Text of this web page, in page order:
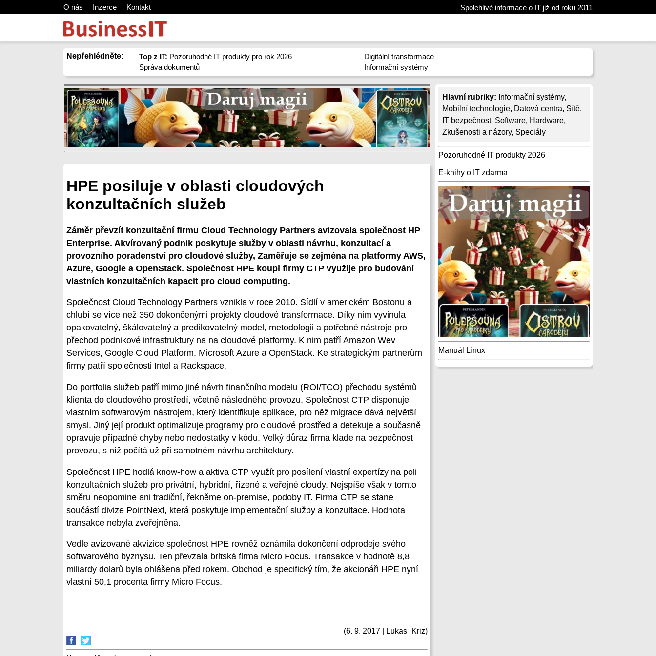
O nás Inzerce Kontakt Spolehlivé informace o IT již od roku 2011
Nepřehlédněte: Top z IT: Pozoruhodné IT produkty pro rok 2026
Správa dokumentů
Digitální transformace
Informační systémy
Hlavní rubriky: Informační systémy,
Mobilní technologie, Datová centra, Sítě,
IT bezpečnost, Software, Hardware,
Zkušenosti a názory, Speciály
Pozoruhodné IT produkty 2026
E-knihy o IT zdarma
Manuál Linux
HPE posiluje v oblasti cloudových
konzultačních služeb
Záměr převzít konzultační firmu Cloud Technology Partners avizovala společnost HP
Enterprise. Akvírovaný podnik poskytuje služby v oblasti návrhu, konzultací a
provozního poradenství pro cloudové služby, Zaměřuje se zejména na platformy AWS,
Azure, Google a OpenStack. Společnost HPE koupi firmy CTP využije pro budování
vlastních konzultačních kapacit pro cloud computing.
Společnost Cloud Technology Partners vznikla v roce 2010. Sídlí v americkém Bostonu a
chlubí se více než 350 dokončenými projekty cloudové transformace. Díky nim vyvinula
opakovatelný, škálovatelný a predikovatelný model, metodologii a potřebné nástroje pro
přechod podnikové infrastruktury na na cloudové platformy. K nim patří Amazon Wev
Services, Google Cloud Platform, Microsoft Azure a OpenStack. Ke strategickým partnerům
firmy patří společnosti Intel a Rackspace.
Do portfolia služeb patří mimo jiné návrh finančního modelu (ROI/TCO) přechodu systémů
klienta do cloudového prostředí, včetně následného provozu. Společnost CTP disponuje
vlastním softwarovým nástrojem, který identifikuje aplikace, pro něž migrace dává největší
smysl. Jiný její produkt optimalizuje programy pro cloudové prostřed a detekuje a současně
opravuje případné chyby nebo nedostatky v kódu. Velký důraz firma klade na bezpečnost
provozu, s níž počítá už při samotném návrhu architektury.
Společnost HPE hodlá know-how a aktiva CTP využít pro posílení vlastní expertízy na poli
konzultačních služeb pro privátní, hybridní, řízené a veřejné cloudy. Nejspíše však v tomto
směru neopomine ani tradiční, řekněme on-premise, podoby IT. Firma CTP se stane
součástí divize PointNext, která poskytuje implementační služby a konzultace. Hodnota
transakce nebyla zveřejněna.
Vedle avizované akvizice společnost HPE rovněž oznámila dokončení odprodeje svého
softwarového byznysu. Ten převzala britská firma Micro Focus. Transakce v hodnotě 8,8
miliardy dolarů byla ohlášena před rokem. Obchod je specifický tím, že akcionáři HPE nyní
vlastní 50,1 procenta firmy Micro Focus.
(6. 9. 2017 | Lukas_Kriz)